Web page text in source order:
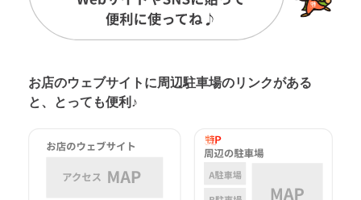
お店のウェブサイトに周辺駐車場のリンクがある
と、とっても便利♪